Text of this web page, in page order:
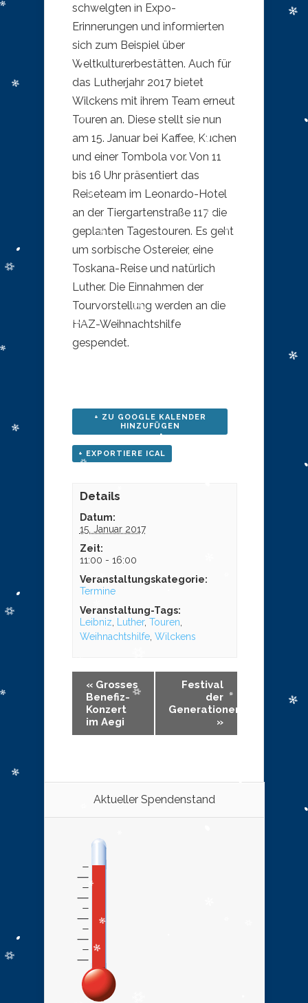
schwelgten in Expo-
Erinnerungen und informierten
sich zum Beispiel über
Weltkulturerbestätten. Auch für
das Lutherjahr 2017 bietet
Wilckens mit ihrem Team erneut
Touren an. Diese stellt sie nun
am 15. Januar bei Kaffee, Kuchen
und einer Tombola vor. Von 11
bis 16 Uhr präsentiert das
Reiseteam im Leonardo-Hotel
an der Tiergartenstraße 117 die
geplanten Tagestouren. Es geht
um sorbische Ostereier, eine
Toskana-Reise und natürlich
Luther. Die Einnahmen der
Tourvorstellung werden an die
HAZ-Weihnachtshilfe
gespendet.
+ ZU GOOGLE KALENDER
HINZUFÜGEN
+ EXPORTIERE ICAL
Details
Datum:
15. Januar 2017
Zeit:
11:00 - 16:00
Veranstaltungskategorie:
Termine
Veranstaltung-Tags:
Leibniz Luther, Touren
Weihnachtshilfe, Wilckens
« Grosses
Benefiz-
Konzert
im Aegi
Festival
der
Generationen
»
Aktueller Spendenstand